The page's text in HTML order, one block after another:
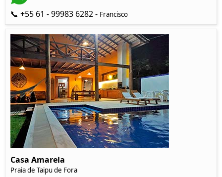
📞 +55 61 - 99983 6282 - Francisco
Casa Amarela
Praia de Taipu de Fora